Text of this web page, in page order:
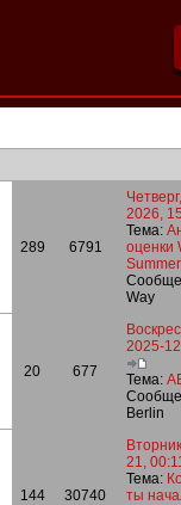
289 6791
2026,
Тема:
оценки
Way
20 677
2025-
Тема:
Berlin
144 30740
21,
Тема:
ты